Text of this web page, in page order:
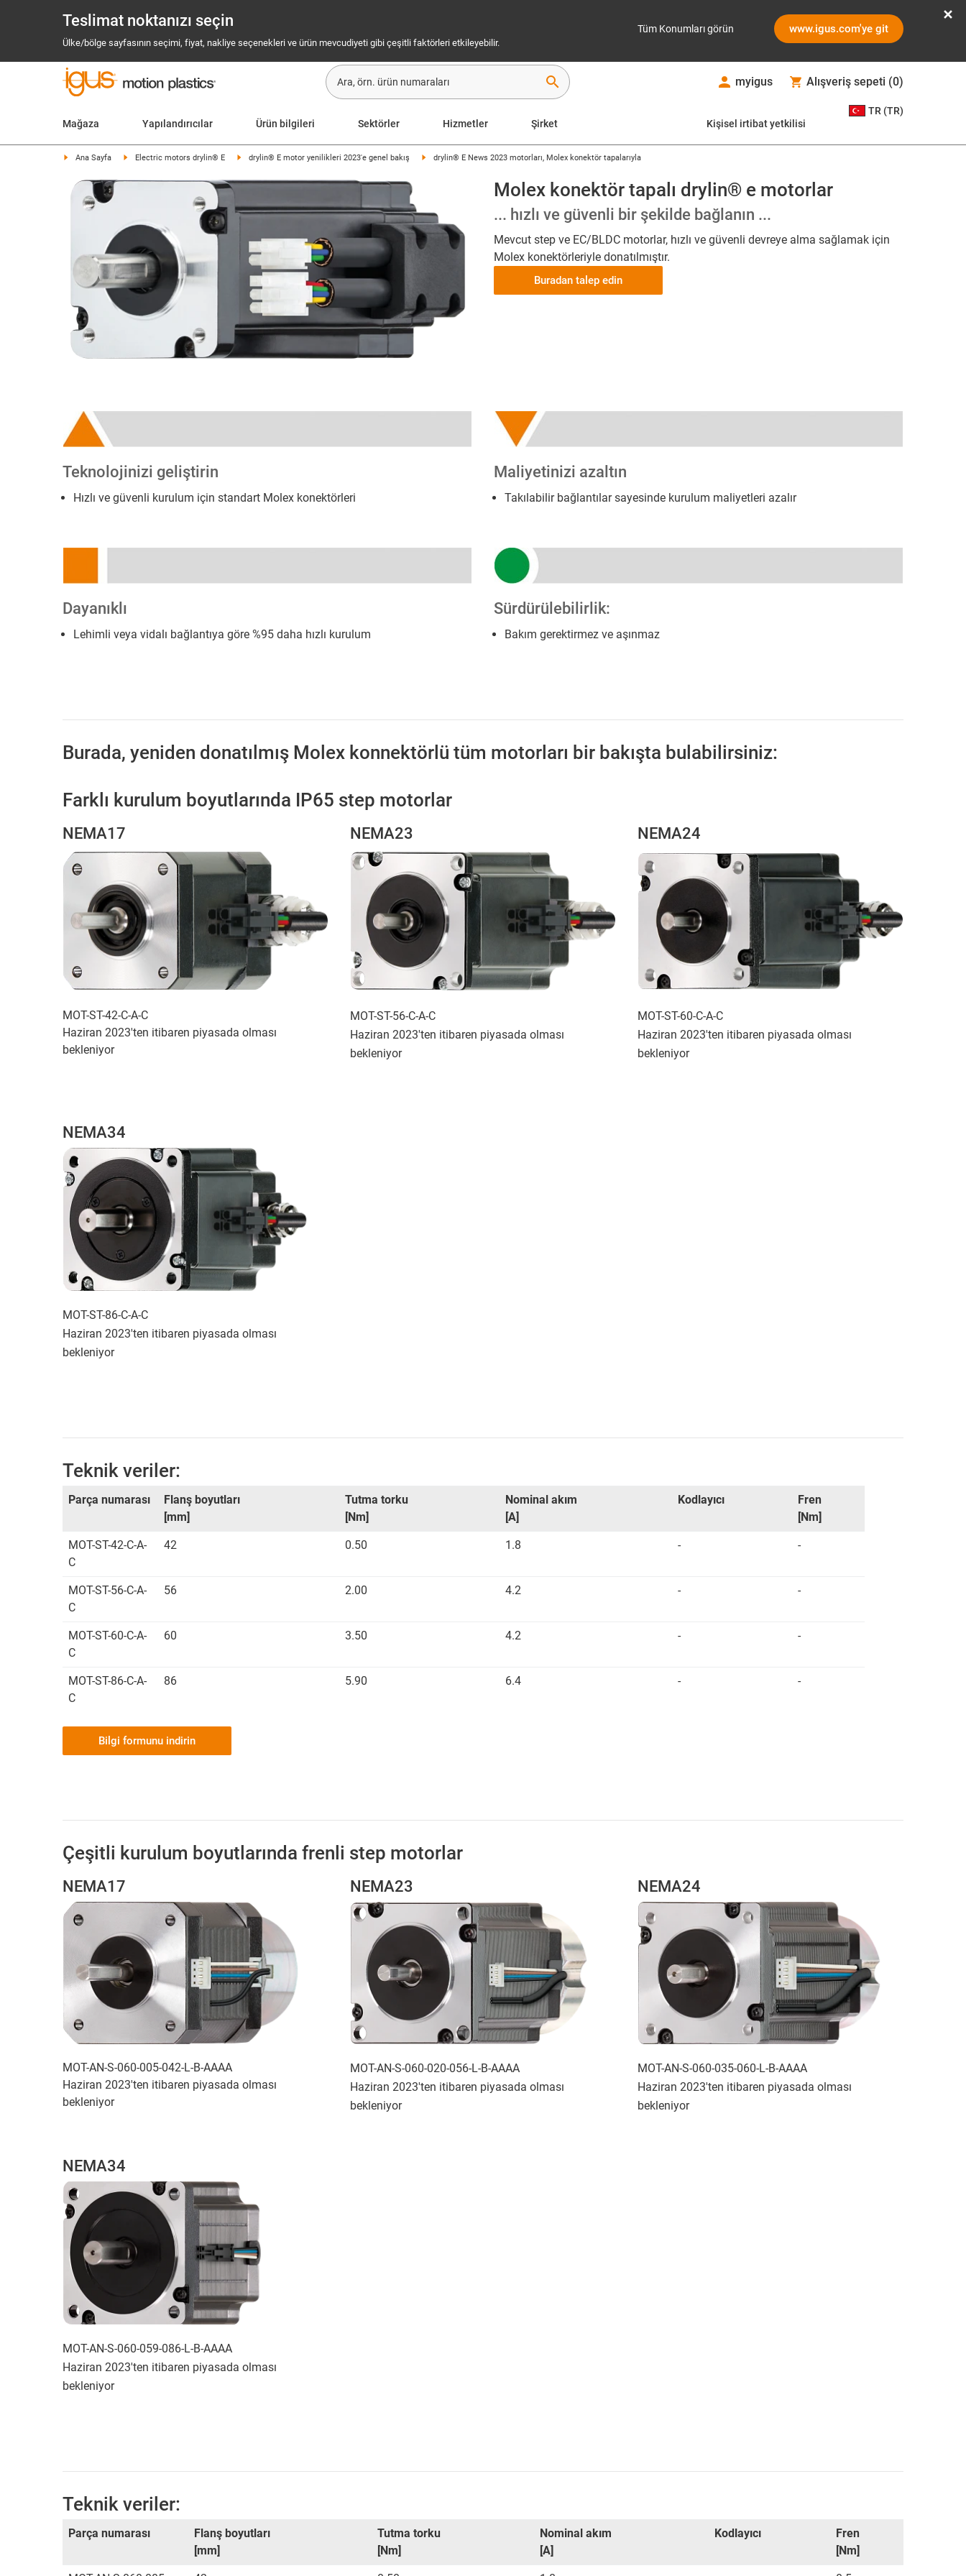
Teslimat noktanızı seçin
Ülke/bölge sayfasının seçimi, fiyat, nakliye seçenekleri ve ürün mevcudiyeti gibi çeşitli faktörleri etkileyebilir.
Tüm Konumları görün www.igus.com'ye git
search myigus Alışveriş sepeti (0)
Mağaza Yapılandırıcılar Ürün bilgileri Sektörler Hizmetler Şirket Kişisel irtibat yetkilisi
TR (TR)
Ana Sayfa Electric motors drylin® E drylin® E motor yenilikleri 2023'e genel bakış drylin® E News 2023 motorları, Molex konektör tapalarıyla
Molex konektör tapalı drylin® e motorlar
... hızlı ve güvenli bir şekilde bağlanın ...
Mevcut step ve EC/BLDC motorlar, hızlı ve güvenli devreye alma sağlamak için
Molex konektörleriyle donatılmıştır.
Buradan talep edin
Teknolojinizi geliştirin
Hızlı ve güvenli kurulum için standart Molex konektörleri
Maliyetinizi azaltın
Takılabilir bağlantılar sayesinde kurulum maliyetleri azalır
Dayanıklı
Lehimli veya vidalı bağlantıya göre %95 daha hızlı kurulum
Sürdürülebilirlik:
Bakım gerektirmez ve aşınmaz
Burada, yeniden donatılmış Molex konnektörlü tüm motorları bir bakışta bulabilirsiniz:
Farklı kurulum boyutlarında IP65 step motorlar
NEMA17
MOT-ST-42-C-A-C
Haziran 2023'ten itibaren piyasada olması
bekleniyor
NEMA23
MOT-ST-56-C-A-C
Haziran 2023'ten itibaren piyasada olması
bekleniyor
NEMA24
MOT-ST-60-C-A-C
Haziran 2023'ten itibaren piyasada olması
bekleniyor
NEMA34
MOT-ST-86-C-A-C
Haziran 2023'ten itibaren piyasada olması
bekleniyor
Teknik veriler:
Parça numarası
Flanş boyutları
[mm]
Tutma torku
[Nm]
Nominal akım
[A]
Kodlayıcı
Fren
[Nm]
MOT-ST-42-C-A-
C
42 0.50 1.8 - -
MOT-ST-56-C-A-
C
56 2.00 4.2 - -
MOT-ST-60-C-A-
C
60 3.50 4.2 - -
MOT-ST-86-C-A-
C
86 5.90 6.4 - -
Bilgi formunu indirin
Çeşitli kurulum boyutlarında frenli step motorlar
NEMA17
MOT-AN-S-060-005-042-L-B-AAAA
Haziran 2023'ten itibaren piyasada olması
bekleniyor
NEMA23
MOT-AN-S-060-020-056-L-B-AAAA
Haziran 2023'ten itibaren piyasada olması
bekleniyor
NEMA24
MOT-AN-S-060-035-060-L-B-AAAA
Haziran 2023'ten itibaren piyasada olması
bekleniyor
NEMA34
MOT-AN-S-060-059-086-L-B-AAAA
Haziran 2023'ten itibaren piyasada olması
bekleniyor
Teknik veriler:
Parça numarası
Flanş boyutları
[mm]
Tutma torku
[Nm]
Nominal akım
[A]
Kodlayıcı
Fren
[Nm]